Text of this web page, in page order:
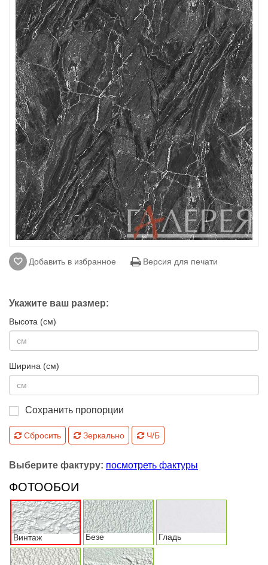
Добавить в избранное Версия для печати
Укажите ваш размер:
Высота (см)
Ширина (см)
Сохранить пропорции
Сбросить Зеркально Ч/Б
Выберите фактуру: посмотреть фактуры
ФОТООБОИ
Винтаж Безе Гладь